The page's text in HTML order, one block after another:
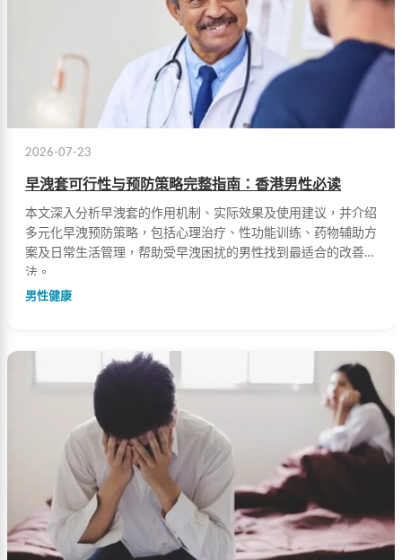
2026-07-23
早洩套可行性与预防策略完整指南：香港男性必读
本文深入分析早洩套的作用机制、实际效果及使用建议，并介绍
多元化早洩预防策略，包括心理治疗、性功能训练、药物辅助方
案及日常生活管理，帮助受早洩困扰的男性找到最适合的改善方
法。
男性健康